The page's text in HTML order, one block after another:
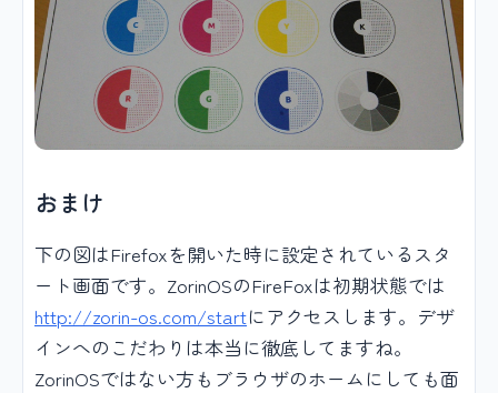
おまけ
下の図はFirefoxを開いた時に設定されているスタ
ート画面です。ZorinOSのFireFoxは初期状態では
http://zorin-os.com/startにアクセスします。デザ
インへのこだわりは本当に徹底してますね。
ZorinOSではない方もブラウザのホームにしても面